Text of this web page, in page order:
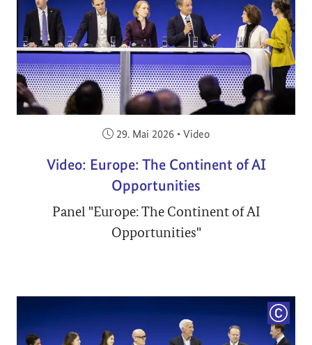
Veröffentlicht am:
29. Mai 2026 • Video
Video: Europe: The Continent of AI
Opportunities
Panel "Europe: The Continent of AI
Opportunities"